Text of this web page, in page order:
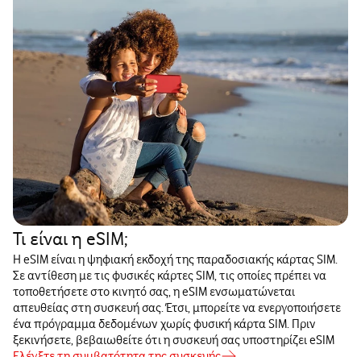
Τι είναι η eSIM;
Η eSIM είναι η ψηφιακή εκδοχή της παραδοσιακής κάρτας SIM.
Σε αντίθεση με τις φυσικές κάρτες SIM, τις οποίες πρέπει να
τοποθετήσετε στο κινητό σας, η eSIM ενσωματώνεται
απευθείας στη συσκευή σας. Έτσι, μπορείτε να ενεργοποιήσετε
ένα πρόγραμμα δεδομένων χωρίς φυσική κάρτα SIM. Πριν
ξεκινήσετε, βεβαιωθείτε ότι η συσκευή σας υποστηρίζει eSIM